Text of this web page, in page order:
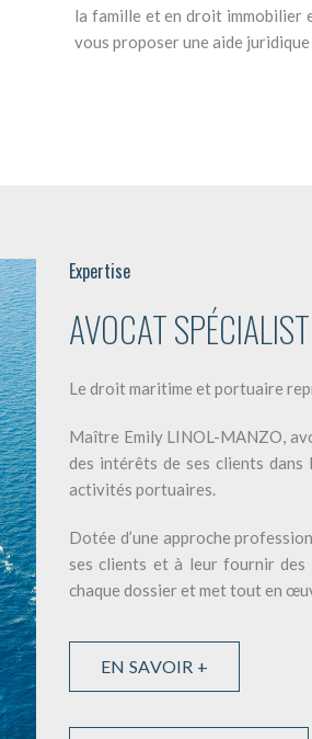
la famille et en droit immobilier
vous proposer une aide
Expertise
AVOCAT
Le droit maritime et portuaire
Maître Emily LINOL-MANZO,
des intérêts de ses clients
activités portuaires.
Dotée d’une approche
ses clients et à leur fournir des
chaque dossier et met tout en
EN SAVOIR +